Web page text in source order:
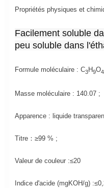
Propriétés physiques et
Facilement soluble
peu soluble dans
Formule moléculaire : C3H9O4
Masse moléculaire : 140.07 ;
Apparence : liquide
Titre：≥99 % ;
Valeur de couleur :≤20
Indice d'acide (mgKOH/g)